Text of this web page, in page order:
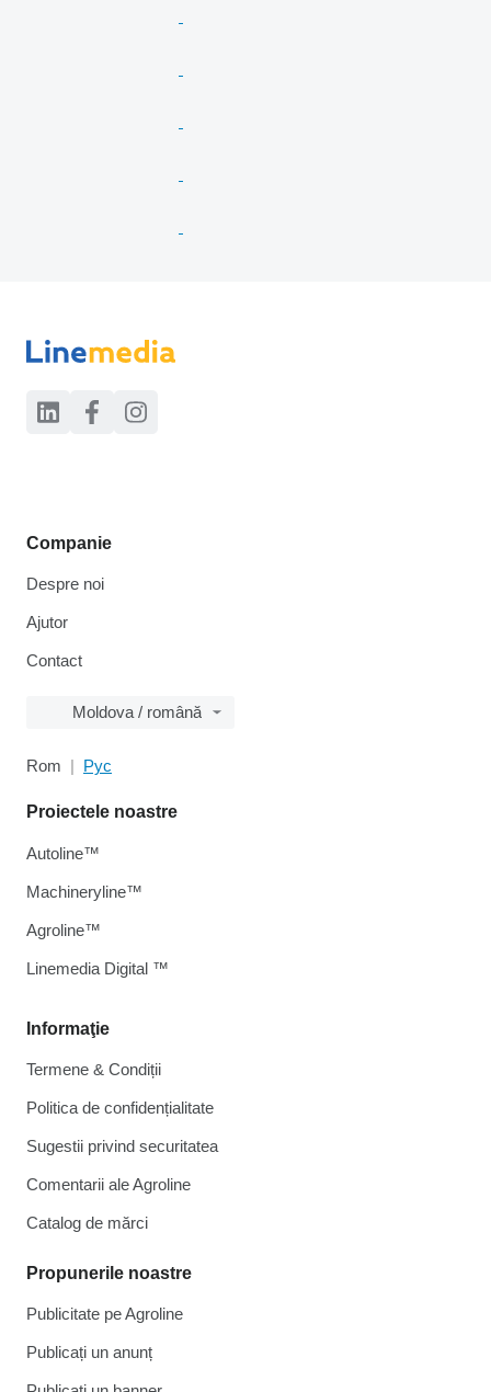
Companie
Despre noi
Ajutor
Contact
Moldova / română
Rom Рус
Informaţie
Termene & Condiții
Politica de confidențialitate
Sugestii privind securitatea
Comentarii ale Agroline
Catalog de mărcі
Propunerile noastre
Publicitate pe Agroline
Publicați un anunț
Proiectele noastre
Autoline™
Machineryline™
Agroline™
Linemedia Digital ™